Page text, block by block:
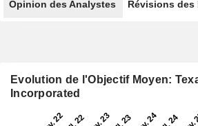
Opinion des Analystes Révisions des
Evolution de l'Objectif Moyen:
Incorporated